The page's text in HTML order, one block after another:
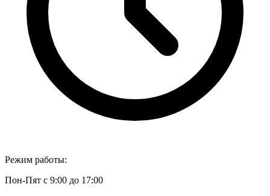
Режим работы:
Пон-Пят с 9:00 до 17:00